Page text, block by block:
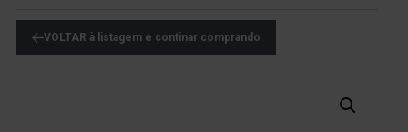
VOLTAR à listagem e continar comprando